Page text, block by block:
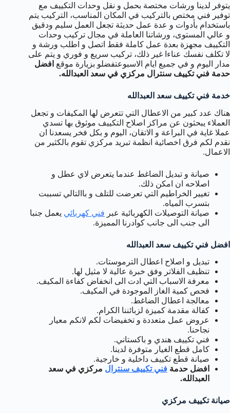
يتوفر لدينا ورشات مختصة بحمل و نقل وحدات التكييف مع
توفير فني مختص بالتركيب في المكان المناسب، التركيب يتم
باستخدام بأدوات و عدة عمل حديثة تجعل العمل سليم ودقيق
و عالي المستوى، ورشاتنا العاملة في مجال تركيب وحدات
التكييف مجهزة بعدة عمل كاملة فقط اتصل و اطلب ورشة و
لا تكلف نفسك عناءا غير ذلك، تركيب سريع و فوري و يتم على
مدار اليوم و في جميع ايام الاسبوعتفضلو بزيارة موقع افضل
حدمة فني تكييف سنترال مركزي في سعد العبدالله.
خدمة فني تكييف سعد العبدالله
هناك عدد كبير من الاعطال التي تتعرض لها المكيفات و تجعل
العملاء يبحثون عن مراكز اصلاح التكييف موثوق بها تسدي
عملا غاية في البراعة و الاتقان، اليوم و بكل فخر يسعدنا ان
نقدم لكم فرق اخصائية انظمة تبريد مركزي تقوم بالكثير من
الاعمال.
صيانة و تبديل الضاغط عندما يتعرض لاي عطل و
اصلاحه ان امكن ذلك.
تغيير الخراطيم التي تعرضت للتلف و باالتالي تسببت
بتسرب المياه.
صيانة التوصيلات الكهربائية عبر فني كهربائي يعمل جنبا
الى جنب الى جانب كوادرنا المميزة.
افضل فني تكييف سعد العبدالله
تبديل و اصلاح اعطال الترموستات.
تنظيف الفلاتر وفق خبرة عالية لا مثيل لها.
معرفة الاسباب التي ادت الى انخفاض كفاءة المكيف.
فحص كمية الغاز الموجودة في المكيف.
معالجة اعطال الضاغط.
كفالة مقدمة كميزة لزبائننا الكرام.
عروض عمل متعددة و تخفيضات لكم لانكم معيار
نجاحنا.
فني تكييف هندي و باكستاني.
كامل قطع الغيار متوفرة لدينا.
صيانة قطع تكييف داخلية و خارجية.
افضل حدمة فني تكييف سنترال مركزي في سعد
العبدالله.
صيانة تكييف مركزي